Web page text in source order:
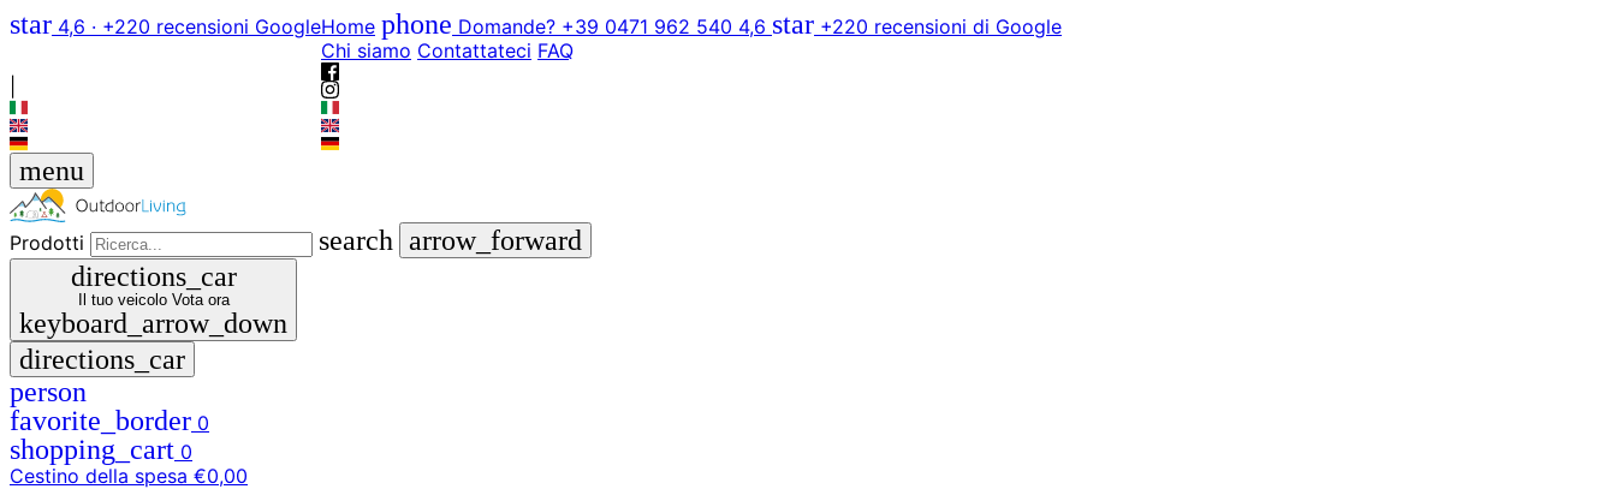
star 4,6 · +220 recensioni GoogleHome phone Domande? +39 0471 962 540 4,6 star +220 recensioni di Google
Chi siamo Contattateci FAQ
menu
Prodotti search arrow_forward
directions_car
Il tuo veicolo Vota ora
keyboard_arrow_down
directions_car
person
favorite_border 0
shopping_cart 0
Cestino della spesa €0,00